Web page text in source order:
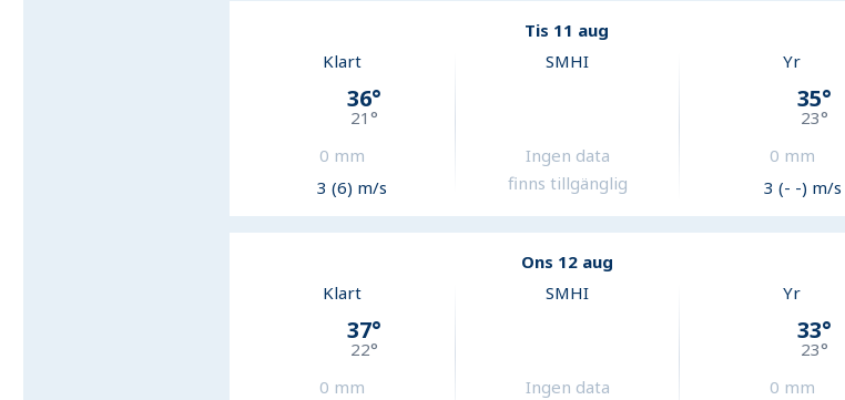
Tis 11 aug
Klart
36°
21 °
0 mm
3 (6) m/s
SMHI
Ingen data
finns tillgänglig
Yr
35°
23°
0 mm
3 (- -) m/s
Ons 12 aug
Klart
37°
22°
0 mm
SMHI
Ingen data
Yr
33°
23°
0 mm